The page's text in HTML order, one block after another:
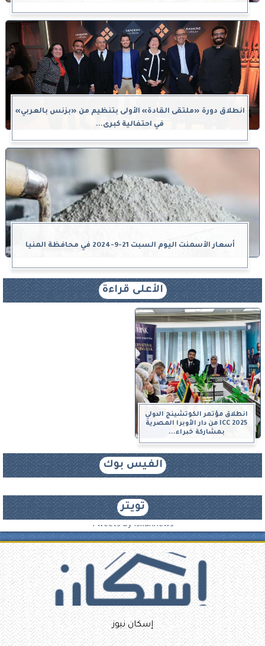
انطلاق دورة «ملتقى القادة» الأولى بتنظيم من «بزنس بالعربي»
في احتفالية كبرى...
أسعار الأسمنت اليوم السبت 21-9-2024 في محافظة المنيا
الأعلى قراءة
انطلاق مؤتمر الكوتشينج الدولي
ICC 2025 من دار الأوبرا المصرية
بمشاركة خبراء...
الفيس بوك
تويتر
Tweets by iskannews
إسكان نيوز